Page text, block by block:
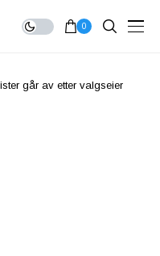
0
går av etter valgseier